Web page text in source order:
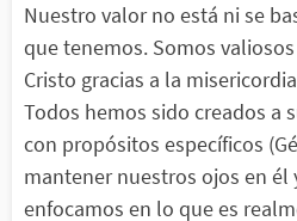
Nuestro valor no está ni se
que tenemos. Somos
Cristo gracias a la
Todos hemos sido creados a
con propósitos específicos
mantener nuestros ojos en él
enfocamos en lo que es